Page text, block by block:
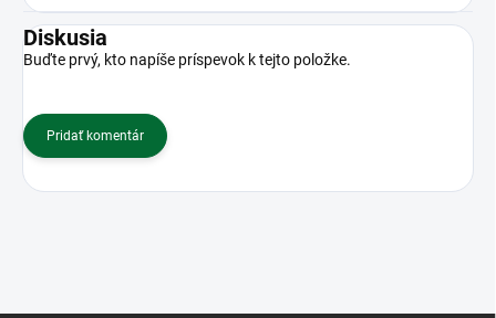
Diskusia
Buďte prvý, kto napíše príspevok k tejto položke.
Pridať komentár